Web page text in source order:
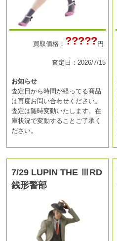
買取価格： ?????円
査定日：2026/7/15
お知らせ
査定日から時間が経ってる商品
は再度お問い合わせください。
査定は随時変動いたします。在
庫状況で変動することご了承く
ださい。
7/29 LUPIN THE ⅢRD
銭形警部